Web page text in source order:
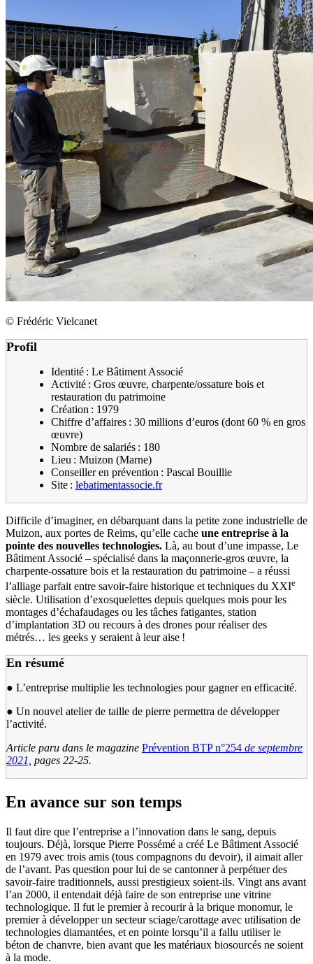
© Frédéric Vielcanet
Profil
Identité : Le Bâtiment Associé
Activité : Gros œuvre, charpente/ossature bois et
restauration du patrimoine
Création : 1979
Chiffre d’affaires : 30 millions d’euros (dont 60 % en gros
œuvre)
Nombre de salariés : 180
Lieu : Muizon (Marne)
Conseiller en prévention : Pascal Bouillie
Site : lebatimentassocie.fr
Difficile d’imaginer, en débarquant dans la petite zone industrielle de
Muizon, aux portes de Reims, qu’elle cache une entreprise à la
pointe des nouvelles technologies. Là, au bout d’une impasse, Le
Bâtiment Associé – spécialisé dans la maçonnerie-gros œuvre, la
charpente-ossature bois et la restauration du patrimoine – a réussi
l’alliage parfait entre savoir-faire historique et techniques du XXIe
siècle. Utilisation d’exosquelettes depuis quelques mois pour les
montages d’échafaudages ou les tâches fatigantes, station
d’implantation 3D ou recours à des drones pour réaliser des
métrés… les geeks y seraient à leur aise !
En résumé
● L’entreprise multiplie les technologies pour gagner en efficacité.
● Un nouvel atelier de taille de pierre permettra de développer
l’activité.
Article paru dans le magazine Prévention BTP n°254 de septembre
2021, pages 22-25.
En avance sur son temps
Il faut dire que l’entreprise a l’innovation dans le sang, depuis
toujours. Déjà, lorsque Pierre Possémé a créé Le Bâtiment Associé
en 1979 avec trois amis (tous compagnons du devoir), il aimait aller
de l’avant. Pas question pour lui de se cantonner à perpétuer des
savoir-faire traditionnels, aussi prestigieux soient-ils. Vingt ans avant
l’an 2000, il entendait déjà faire de son entreprise une vitrine
technologique. Il fut le premier à recourir à la brique monomur, le
premier à développer un secteur sciage/carottage avec utilisation de
technologies diamantées, et en pointe lorsqu’il a fallu utiliser le
béton de chanvre, bien avant que les matériaux biosourcés ne soient
à la mode.